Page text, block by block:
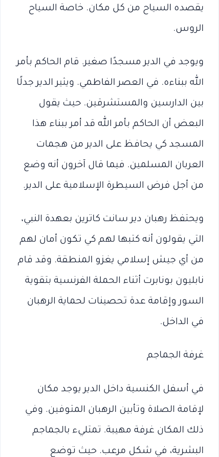
يقصده السياح من كل مكان. خاصة السياح
الروس.
ويوجد في الدير مسجدًا صغير. قام الحاكم بأمر
الله ببناءه. في العصر الفاطمي. ويثير الدير جدلًا
بين الدارسين والمستشرقين. حيث يقول
البعض أن الحاكم بأمر الله قد أمر ببناء هذا
المسجد كي يحافظ على الدير من هجمات
العربان المسلمين. فيما قال آخرون أنه وضع
من أجل فرض السيطرة الإسلامية على الدير.
ويحتفظ رهبان دير سانت كاترين بعهدة النبي،
التي يقولون أنه كتبها لهم كي تكون أمان لهم
من أي جيش إسلامي يغزو المنطقة. وقد قام
نابليون بونابرت أثناء الحملة الفرنسية بتقوية
السور وإقامة عدة تحصينات لحماية الرهبان
في الداخل.
غرفة الجماجم
في أسفل الكنسية داخل الدير يوجد مكان
لإقامة الصلاة وتأبين الرهبان المتوفين. وفي
ذلك المكان غرفة مهيبة. تمتليء بالجماجم
البشرية، في شكل مرعب. حيث توضع